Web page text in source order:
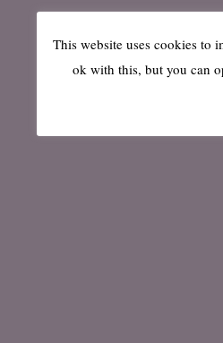
This website uses cookies to
ok with this, but you can